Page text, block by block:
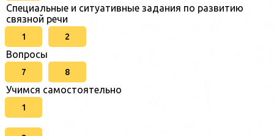
Специальные и ситуативные задания по развитию
связной речи
1 2
Вопросы
7 8
Учимся самостоятельно
1